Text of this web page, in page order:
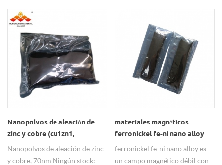
Nanopolvos de aleación de
zinc y cobre (cu1zn1,
cu65zn35), 70nm
Nanopolvos de aleación de zinc
y cobre, 70nm Ningún stock:
materiales magnéticos
ferronickel fe-ni nano alloy
powder
ferronickel fe-ni nano alloy es
un campo magnético débil con